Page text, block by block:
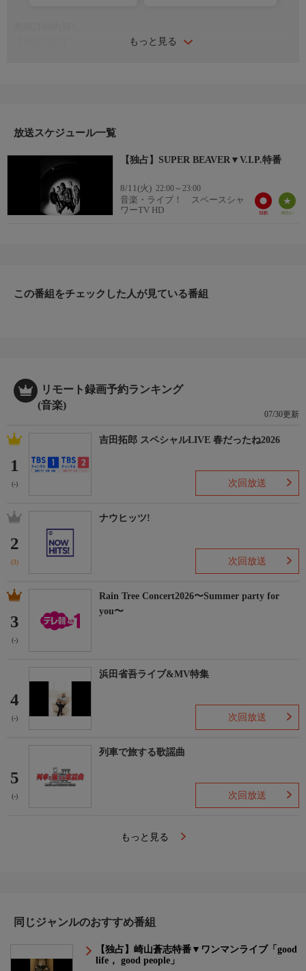
もっと見る
22日(金)に全国公開。8月から9月にかけて２大ドームツアーを開
アルバム『人生』をリリース！
【番組内容】
スペースシャワーTVでは、これらを記念し7月度のマンスリーア
とともに紐解きます。
コメントをはじめ、膨大な過去素材から厳選した秘蔵映像をオン
エア。
【番組内容】
番組詳細内容2
さらに、彼らを深く知る盟友やスタッフ陣がコメント出演。
NAOKI(10-FEET)、NOBUYA(ROTTENGRAFFTY)、ダイスケはん
(マキシマム ザ ホルモン)、トンツカタン森本、そしてスペース
シャワーのスタッフたちが、それぞれの視点から彼らの不変の魅
力を熱く語ります。
心に迫るインタビューを敢行。さらに、彼らの“現在地”となるツ
アー「都会のラクダ TOUR 2026-2027 〜ラクダの人生、ゴーゴー
ゴー〜」の初日、7月7日(火)に広島文化学園HBGホールで開催さ
れた公演の舞台裏にも密着。
SUPER BEAVERの「歴史」と「今」が詰まった濃密な60分を、
ぜひお見逃しなく！
SUPER BEAVER
NOBUYA(ROTTENGRAFFTY)
放送スケジュール一覧
【独占】SUPER BEAVER▼V.I.P.特番
8/11(火) 22:00～23:00
音楽・ライブ！ スペースシャ
ワーTV HD
この番組をチェックした人が見ている番組
リモート録画予約ランキング
(音楽)
07/30更新
1
(-)
吉田拓郎 スペシャルLIVE 春だったね2026
次回放送
2
(3)
ナウヒッツ!
次回放送
3
(-)
Rain Tree Concert2026〜Summer party for
you〜
4
(-)
浜田省吾ライブ&MV特集
次回放送
5
(-)
列車で旅する歌謡曲
次回放送
もっと見る
同じジャンルのおすすめ番組
【独占】崎山蒼志特番▼ワンマンライブ「good
life， good people」